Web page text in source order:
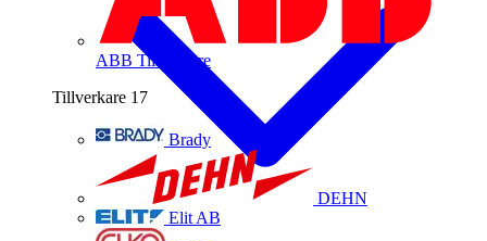
ABB Tillverkare
Tillverkare 17
Brady
DEHN
Elit AB